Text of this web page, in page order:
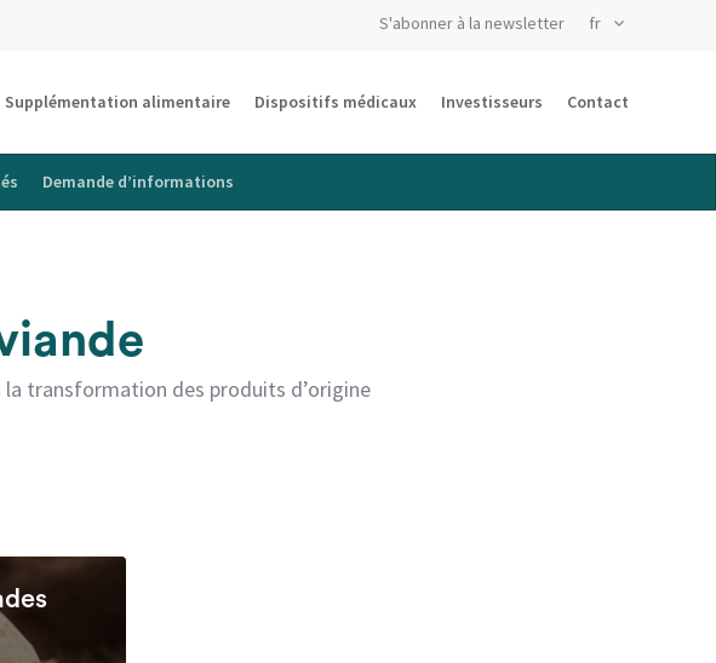
S'abonner à la newsletter
Demande d’informations
Supplémentation alimentaire Dispositifs médicaux Investisseurs Contact
transformation des produits d’origine